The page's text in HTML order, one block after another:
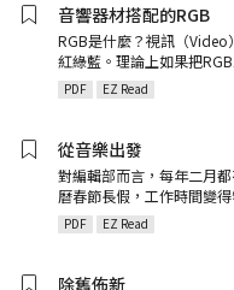
音響器材搭配的RGB
RGB是什麼？視訊（
紅綠藍。理論上如果把
PDF EZ Read
從音樂出發
對編輯部而言，每年二月
曆春節長假，工作時間變
PDF EZ Read
除舊佈新